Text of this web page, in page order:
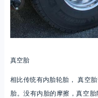
真空胎
相比传统有内胎轮胎， 真空
胎。没有内胎的摩擦，真空